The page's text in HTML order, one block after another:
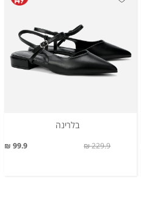
בלרינה
99.9 ₪ 229.9 ₪